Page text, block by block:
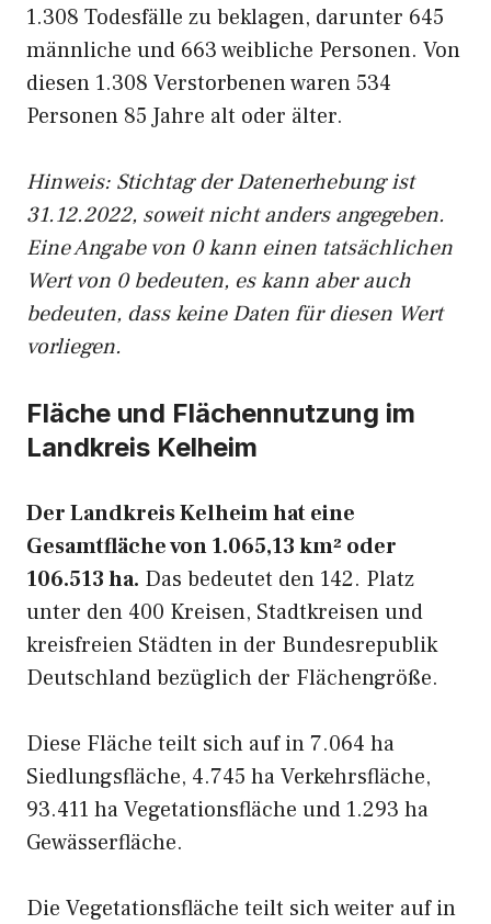
1.308 Todesfälle zu beklagen, darunter 645
männliche und 663 weibliche Personen. Von
diesen 1.308 Verstorbenen waren 534
Personen 85 Jahre alt oder älter.
Hinweis: Stichtag der Datenerhebung ist
31.12.2022, soweit nicht anders angegeben.
Eine Angabe von 0 kann einen tatsächlichen
Wert von 0 bedeuten, es kann aber auch
bedeuten, dass keine Daten für diesen Wert
vorliegen.
Fläche und Flächennutzung im
Landkreis Kelheim
Der Landkreis Kelheim hat eine
Gesamtfläche von 1.065,13 km² oder
106.513 ha. Das bedeutet den 142. Platz
unter den 400 Kreisen, Stadtkreisen und
kreisfreien Städten in der Bundesrepublik
Deutschland bezüglich der Flächengröße.
Diese Fläche teilt sich auf in 7.064 ha
Siedlungsfläche, 4.745 ha Verkehrsfläche,
93.411 ha Vegetationsfläche und 1.293 ha
Gewässerfläche.
Die Vegetationsfläche teilt sich weiter auf in